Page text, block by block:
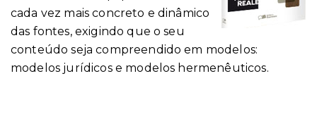
cada vez mais concreto e dinâmico
das fontes, exigindo que o seu
conteúdo seja compreendido em modelos:
modelos jurídicos e modelos hermenêuticos.